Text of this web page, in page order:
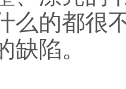
么的都很
缺陷。